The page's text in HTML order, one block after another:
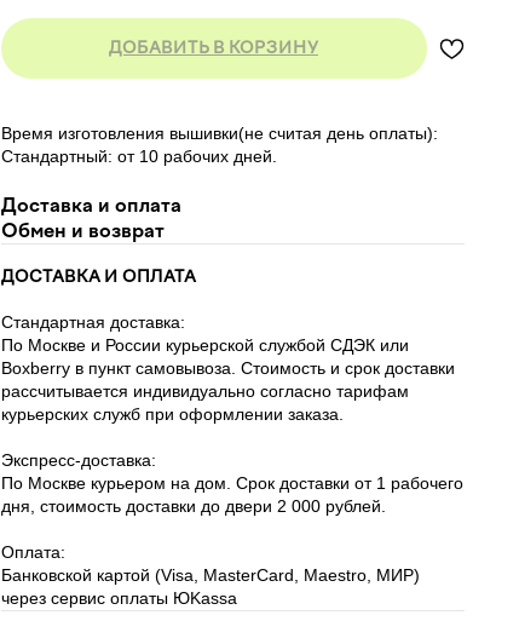
ДОБАВИТЬ В КОРЗИНУ
Время изготовления вышивки(не считая день оплаты):
Стандартный: от 10 рабочих дней.
Доставка и оплата
Обмен и возврат
ДОСТАВКА И ОПЛАТА
Стандартная доставка:
По Москве и России курьерской службой СДЭК или
Boxberry в пункт самовывоза. Стоимость и срок доставки
рассчитывается индивидуально согласно тарифам
курьерских служб при оформлении заказа.
Экспресс-доставка:
По Москве курьером на дом. Срок доставки от 1 рабочего
дня, стоимость доставки до двери 2 000 рублей.
Оплата:
Банковской картой (Visa, MasterCard, Maestro, МИР)
через сервис оплаты ЮKassa